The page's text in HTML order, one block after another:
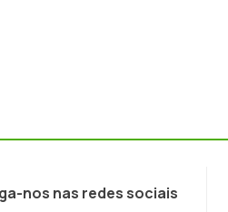
nos nas redes sociais